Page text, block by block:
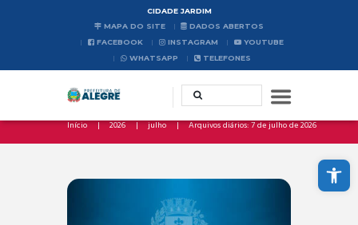
Abrir a barra de ferramentas
CIDADE JARDIM
MAPA DO SITE
DADOS ABERTOS
FACEBOOK
INSTAGRAM
YOUTUBE
WHATSAPP
TELEFONES
Início 2026 julho Arquivos diários: 7 de julho de 2026